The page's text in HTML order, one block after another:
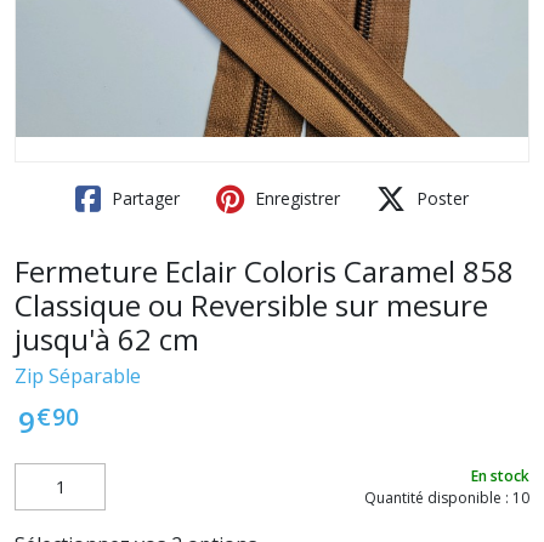
Partager Enregistrer Poster
Fermeture Eclair Coloris Caramel 858
Classique ou Reversible sur mesure
jusqu'à 62 cm
Zip Séparable
9€90
En stock
Quantité disponible : 10